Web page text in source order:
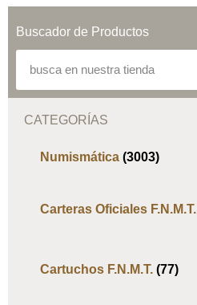
Buscador de Productos
CATEGORÍAS
Numismática (3003)
Carteras Oficiales F.N.M.T.
Cartuchos F.N.M.T. (77)